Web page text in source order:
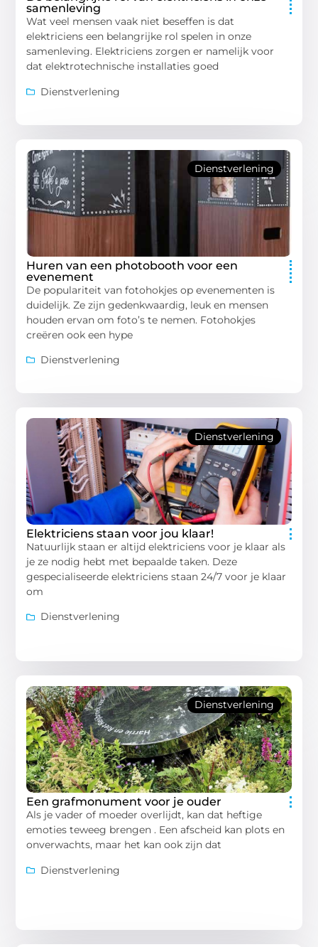
samenleving
Wat veel mensen vaak niet beseffen is dat
elektriciens een belangrijke rol spelen in onze
samenleving. Elektriciens zorgen er namelijk voor
dat elektrotechnische installaties goed
Dienstverlening
Dienstverlening
Huren van een photobooth voor een
evenement
De populariteit van fotohokjes op evenementen is
duidelijk. Ze zijn gedenkwaardig, leuk en mensen
houden ervan om foto’s te nemen. Fotohokjes
creëren ook een hype
Dienstverlening
Dienstverlening
Elektriciens staan voor jou klaar!
Natuurlijk staan er altijd elektriciens voor je klaar als
je ze nodig hebt met bepaalde taken. Deze
gespecialiseerde elektriciens staan 24/7 voor je klaar
om
Dienstverlening
Dienstverlening
Een grafmonument voor je ouder
Als je vader of moeder overlijdt, kan dat heftige
emoties teweeg brengen . Een afscheid kan plots en
onverwachts, maar het kan ook zijn dat
Dienstverlening